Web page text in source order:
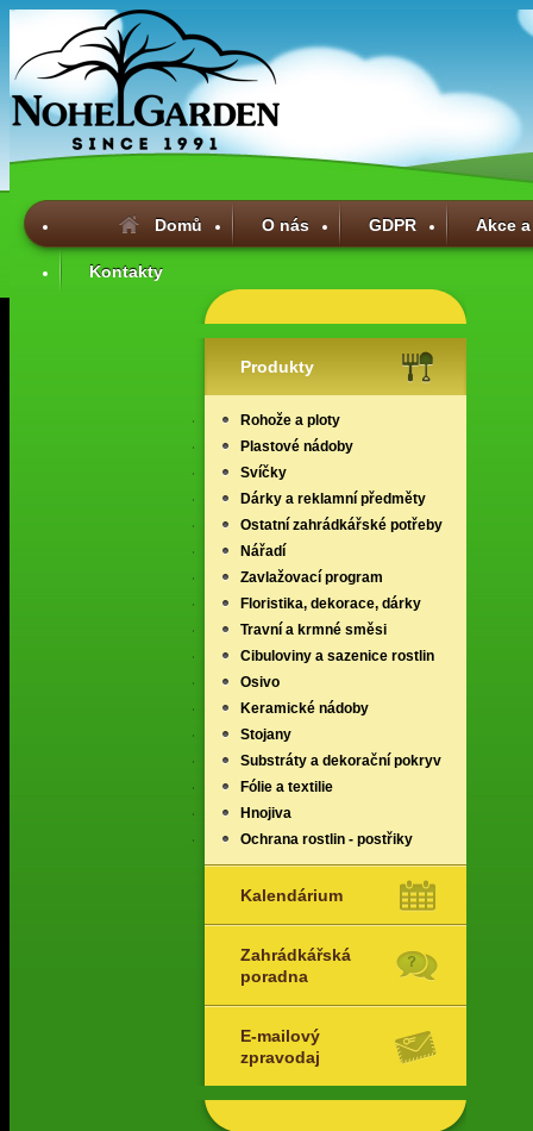
Domů O nás GDPR Akce
Kontakty
Produkty
Rohože a ploty
Plastové nádoby
Svíčky
Dárky a reklamní předměty
Ostatní zahrádkářské potřeby
Nářadí
Zavlažovací program
Floristika, dekorace, dárky
Travní a krmné směsi
Cibuloviny a sazenice rostlin
Osivo
Keramické nádoby
Stojany
Substráty a dekorační pokryv
Fólie a textilie
Hnojiva
Ochrana rostlin - postřiky
Kalendárium
Zahrádkářská
poradna
E-mailový
zpravodaj